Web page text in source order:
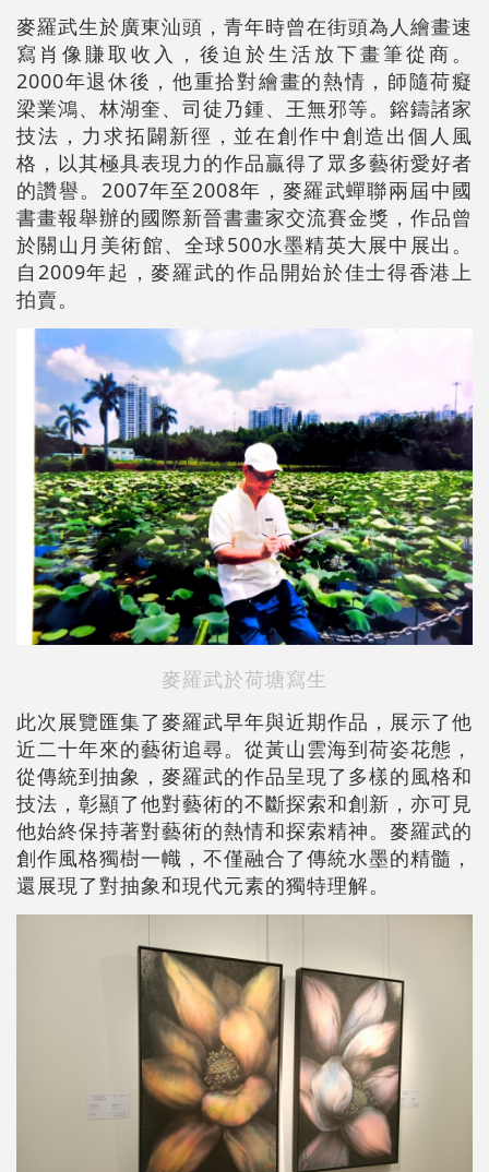
麥羅武生於廣東汕頭，青年時曾在街頭為人繪畫速
寫肖像賺取收入，後迫於生活放下畫筆從商。
2000年退休後，他重拾對繪畫的熱情，師隨荷癡
梁業鴻、林湖奎、司徒乃鍾、王無邪等。鎔鑄諸家
技法，力求拓闢新徑，並在創作中創造出個人風
格，以其極具表現力的作品贏得了眾多藝術愛好者
的讚譽。2007年至2008年，麥羅武蟬聯兩屆中國
書畫報舉辦的國際新晉書畫家交流賽金獎，作品曾
於關山月美術館、全球500水墨精英大展中展出。
自2009年起，麥羅武的作品開始於佳士得香港上
拍賣。
麥羅武於荷塘寫生
此次展覽匯集了麥羅武早年與近期作品，展示了他
近二十年來的藝術追尋。從黃山雲海到荷姿花態，
從傳統到抽象，麥羅武的作品呈現了多樣的風格和
技法，彰顯了他對藝術的不斷探索和創新，亦可見
他始終保持著對藝術的熱情和探索精神。麥羅武的
創作風格獨樹一幟，不僅融合了傳統水墨的精髓，
還展現了對抽象和現代元素的獨特理解。